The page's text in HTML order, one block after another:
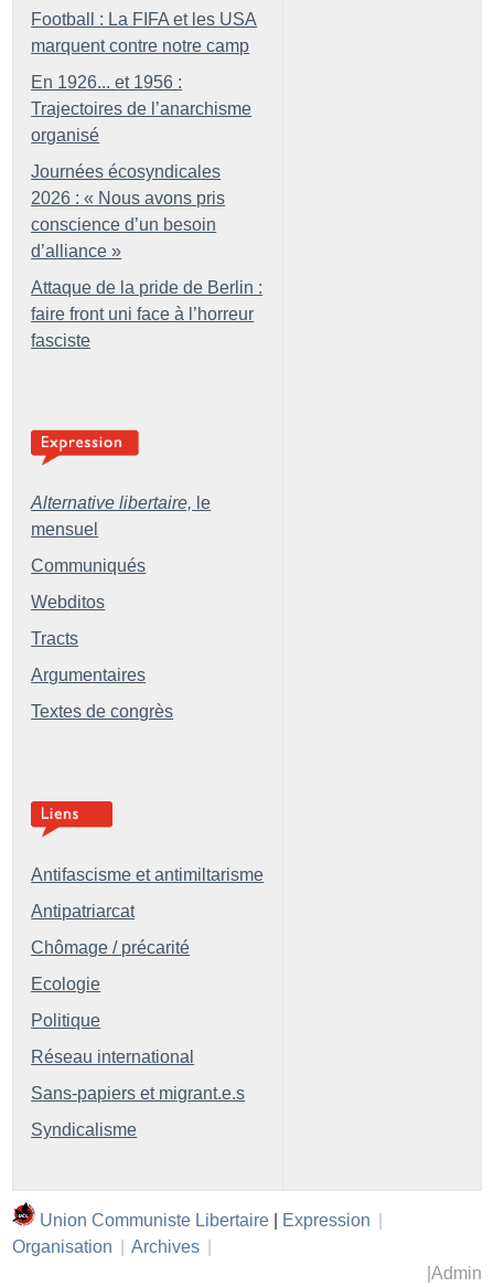
Football : La FIFA et les USA
marquent contre notre camp
En 1926... et 1956 :
Trajectoires de l’anarchisme
organisé
Journées écosyndicales
2026 : « Nous avons pris
conscience d’un besoin
d’alliance »
Attaque de la pride de Berlin :
faire front uni face à l’horreur
fasciste
Alternative libertaire, le
mensuel
Communiqués
Webditos
Tracts
Argumentaires
Textes de congrès
Antifascisme et antimiltarisme
Antipatriarcat
Chômage / précarité
Ecologie
Politique
Réseau international
Sans-papiers et migrant.e.s
Syndicalisme
Union Communiste Libertaire Expression
Organisation
Archives
Admin